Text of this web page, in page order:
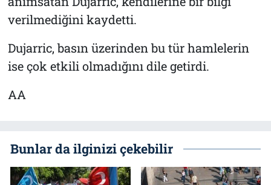
verilmediğini kaydetti.
Dujarric, basın üzerinden bu tür hamlelerin
ise çok etkili olmadığını dile getirdi.
AA
Bunlar da ilginizi çekebilir